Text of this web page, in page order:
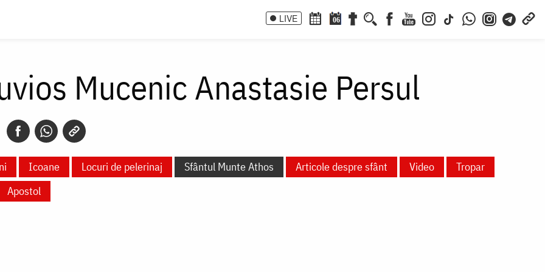
LIVE 06
Mucenic Anastasie Persul
Icoane Locuri de pelerinaj Sfântul Munte Athos Articole despre sfânt Video
Tropar
Apostol